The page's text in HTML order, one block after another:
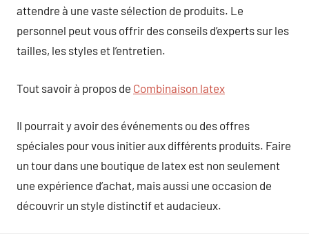
attendre à une vaste sélection de produits. Le
personnel peut vous offrir des conseils d’experts sur les
tailles, les styles et l’entretien.
Tout savoir à propos de Combinaison latex
Il pourrait y avoir des événements ou des offres
spéciales pour vous initier aux différents produits. Faire
un tour dans une boutique de latex est non seulement
une expérience d’achat, mais aussi une occasion de
découvrir un style distinctif et audacieux.